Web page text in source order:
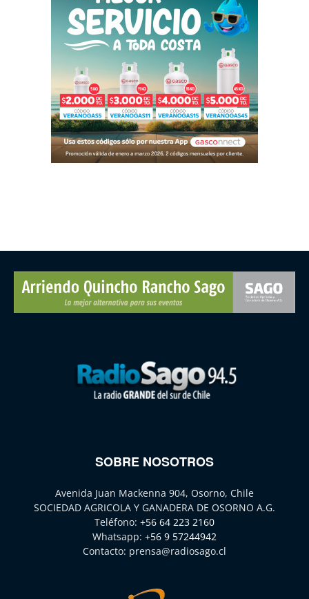
SOBRE NOSOTROS
Avenida Juan Mackenna 904, Osorno, Chile
SOCIEDAD AGRICOLA Y GANADERA DE OSORNO A.G.
Teléfono: +56 64 223 2160
Whatsapp: +56 9 57244942
Contacto: prensa@radiosago.cl